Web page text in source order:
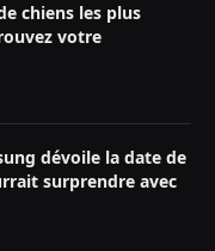
chiens les plus
votre
dévoile la date de
surprendre avec